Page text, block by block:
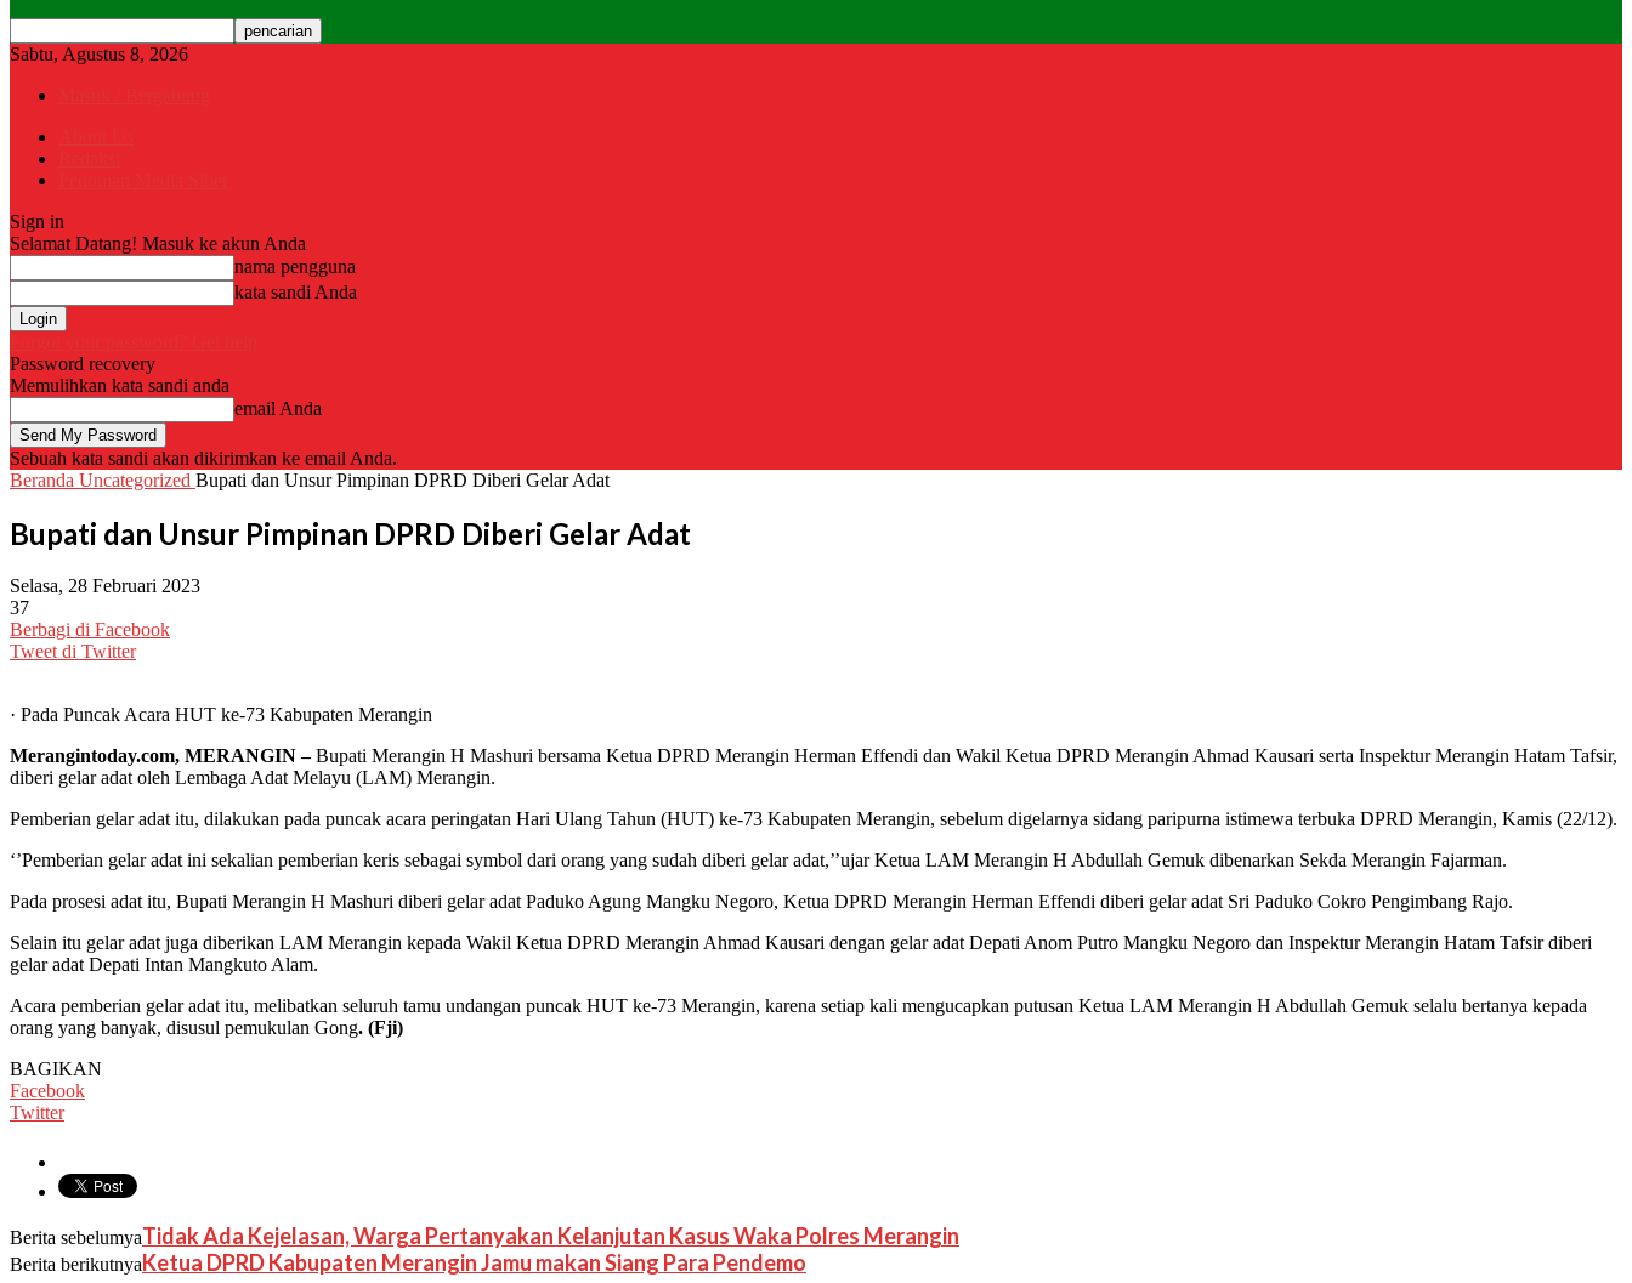
Sabtu, Agustus 8, 2026
Sign in
Selamat Datang! Masuk ke akun Anda
nama pengguna
kata sandi Anda
Password recovery
Memulihkan kata sandi anda
email Anda
Sebuah kata sandi akan dikirimkan ke email Anda.
Beranda Uncategorized Bupati dan Unsur Pimpinan DPRD Diberi Gelar Adat
Bupati dan Unsur Pimpinan DPRD Diberi Gelar Adat
Selasa, 28 Februari 2023
37
Berbagi di Facebook
Tweet di Twitter
· Pada Puncak Acara HUT ke-73 Kabupaten Merangin
Merangintoday.com, MERANGIN –Bupati Merangin H Mashuri bersama Ketua DPRD Merangin Herman Effendi dan Wakil Ketua DPRD Merangin Ahmad Kausari serta Inspektur Merangin Hatam Tafsir,
diberi gelar adat oleh Lembaga Adat Melayu (LAM) Merangin.
Pemberian gelar adat itu, dilakukan pada puncak acara peringatan Hari Ulang Tahun (HUT) ke-73 Kabupaten Merangin, sebelum digelarnya sidang paripurna istimewa terbuka DPRD Merangin, Kamis (22/12).
‘’Pemberian gelar adat ini sekalian pemberian keris sebagai symbol dari orang yang sudah diberi gelar adat,’’ujar Ketua LAM Merangin H Abdullah Gemuk dibenarkan Sekda Merangin Fajarman.
Pada prosesi adat itu, Bupati Merangin H Mashuri diberi gelar adat Paduko Agung Mangku Negoro, Ketua DPRD Merangin Herman Effendi diberi gelar adat Sri Paduko Cokro Pengimbang Rajo.
Selain itu gelar adat juga diberikan LAM Merangin kepada Wakil Ketua DPRD Merangin Ahmad Kausari dengan gelar adat Depati Anom Putro Mangku Negoro dan Inspektur Merangin Hatam Tafsir diberi
gelar adat Depati Intan Mangkuto Alam.
Acara pemberian gelar adat itu, melibatkan seluruh tamu undangan puncak HUT ke-73 Merangin, karena setiap kali mengucapkan putusan Ketua LAM Merangin H Abdullah Gemuk selalu bertanya kepada
orang yang banyak, disusul pemukulan Gong. (Fji)
BAGIKAN
Facebook
Twitter
Berita sebelumyaTidak Ada Kejelasan, Warga Pertanyakan Kelanjutan Kasus Waka Polres Merangin
Berita berikutnyaKetua DPRD Kabupaten Merangin Jamu makan Siang Para Pendemo